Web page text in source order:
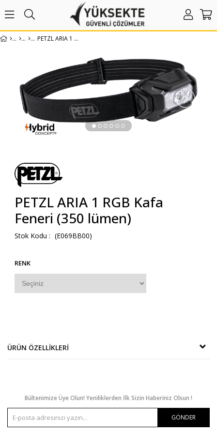
PETZL ARIA 1 RGB KAFA FENERI (350 LÜMEN)
›
PETZL ARIA 1 RGB Kafa
Feneri (350 lümen)
(E069BB00)
RENK
ÜRÜN ÖZELLIKLERI
Bültenimize Üye Olun! Yeniliklerden İlk Sizin Haberiniz Olsun !
GÖNDER